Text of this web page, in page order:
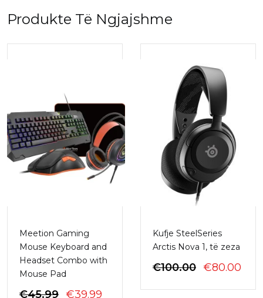
Produkte Të Ngjajshme
Meetion Gaming
Mouse Keyboard and
Headset Combo with
Mouse Pad
€45.99 ÇMIMI
€39.99
Kufje SteelSeries
Arctis Nova 1, të zeza
€100.00 ÇMIMI
QE:
€80.00